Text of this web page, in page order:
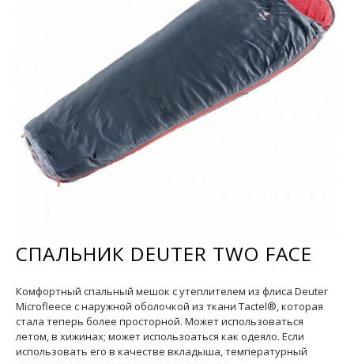
СПАЛЬНИК DEUTER TWO FACE
Комфортный спальный мешок с утеплителем из флиса Deuter
Microfleece с наружной оболочкой из ткани Tactel®, которая
стала теперь более просторной. Может использоваться
летом, в хижинах; может использоаться как одеяло. Если
использовать его в качестве вкладыша, температурный